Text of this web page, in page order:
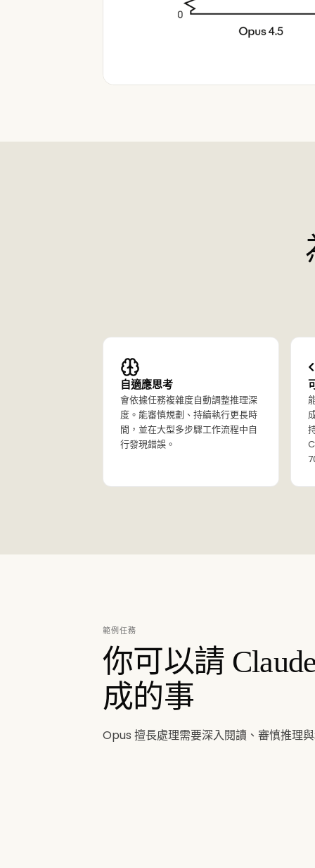
自適應思考
會依據任務複雜度自動調整推理深
度。能審慎規劃、持續執行更長時
間，並在大型多步驟工作流程中自
行發現錯誤。
範例任務
你可以請
成的事
Opus 擅長處理需要深入閱讀、審慎推理